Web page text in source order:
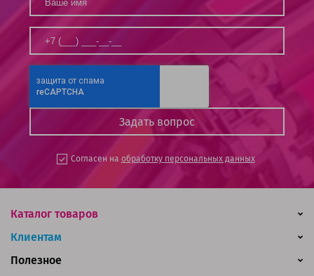
Согласен на обработку персональных данных
Каталог товаров
Клиентам
Полезное